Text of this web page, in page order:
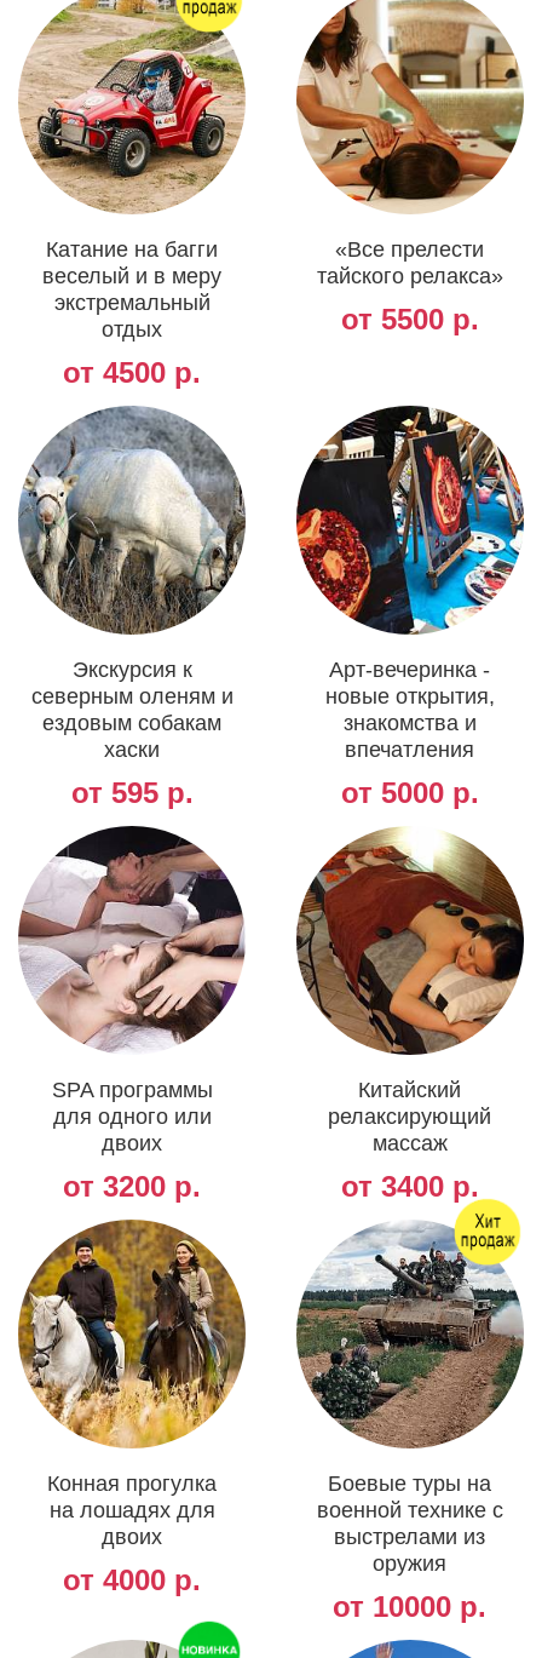
Катание на багги
веселый и в меру
экстремальный
отдых
от 4500 р.
«Все прелести
тайского релакса»
от 5500 р.
Экскурсия к
северным оленям и
ездовым собакам
хаски
от 595 р.
Арт-вечеринка -
новые открытия,
знакомства и
впечатления
от 5000 р.
SPA программы
для одного или
двоих
от 3200 р.
Китайский
релаксирующий
массаж
от 3400 р.
Конная прогулка
на лошадях для
двоих
от 4000 р.
Боевые туры на
военной технике с
выстрелами из
оружия
от 10000 р.